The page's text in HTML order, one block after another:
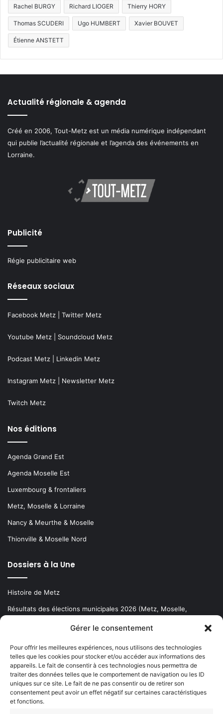
Gérer le consentement
Pour offrir les meilleures expériences, nous utilisons des technologies
telles que les cookies pour stocker et/ou accéder aux informations des
appareils. Le fait de consentir à ces technologies nous permettra de
traiter des données telles que le comportement de navigation ou les ID
uniques sur ce site. Le fait de ne pas consentir ou de retirer son
consentement peut avoir un effet négatif sur certaines caractéristiques
et fonctions.
Rachel BURGY Richard LIOGER Thierry HORY
Thomas SCUDERI Ugo HUMBERT Xavier BOUVET
Étienne ANSTETT
Actualité régionale & agenda
Créé en 2006, Tout-Metz est un média numérique indépendant
qui publie l’actualité régionale et l’agenda des événements en
Lorraine.
Publicité
Régie publicitaire web
Réseaux sociaux
Facebook Metz Twitter Metz
Youtube Metz Soundcloud Metz
Podcast Metz Linkedin Metz
Instagram Metz Newsletter Metz
Twitch Metz
Nos éditions
Agenda Grand Est
Agenda Moselle Est
Luxembourg & frontaliers
Metz, Moselle & Lorraine
Nancy & Meurthe & Moselle
Thionville & Moselle Nord
Dossiers à la Une
Histoire de Metz
Résultats des élections municipales 2026 (Metz, Moselle,
Newsletter gratuite